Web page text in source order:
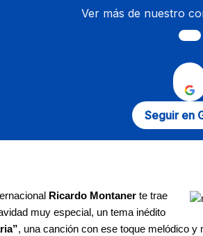
Ver más de nuestro
Seguir en
Ricardo Montaner te trae
muy especial, un tema inédito
, una canción con ese toque melódico